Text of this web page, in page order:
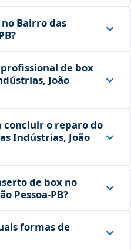
Bairro das
de box
João
concluir o reparo do
Indústrias, João
de box no
Pessoa‑PB?
formas de